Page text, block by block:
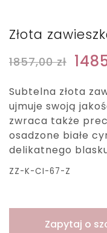
Złota
1857,00zł
Subtelna złota
ujmuje swoją
zwraca także
osadzone białe
delikatnego
ZZ-K-CI-67-Z
Zapytaj o